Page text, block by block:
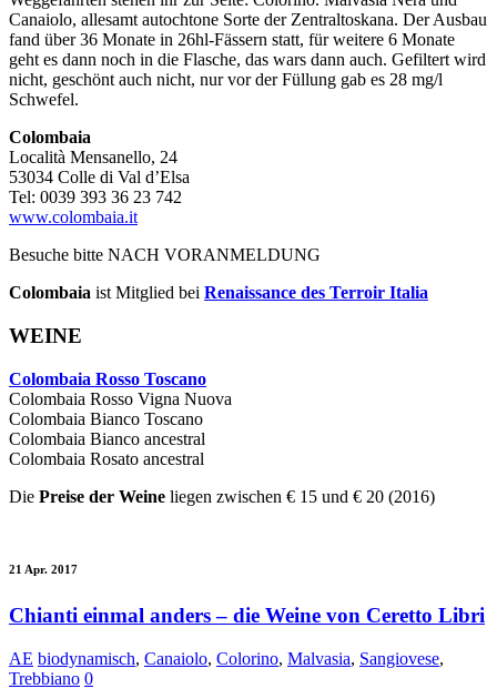
Canaiolo, allesamt autochtone Sorte der Zentraltoskana. Der Ausbau
fand über 36 Monate in 26hl-Fässern statt, für weitere 6 Monate
geht es dann noch in die Flasche, das wars dann auch. Gefiltert wird
nicht, geschönt auch nicht, nur vor der Füllung gab es 28 mg/l
Schwefel.
Colombaia
Località Mensanello, 24
53034 Colle di Val d’Elsa
Tel: 0039 393 36 23 742
www.colombaia.it
Besuche bitte NACH VORANMELDUNG
Colombaia ist Mitglied bei Renaissance des Terroir Italia
WEINE
Colombaia Rosso Toscano
Colombaia Rosso Vigna Nuova
Colombaia Bianco Toscano
Colombaia Bianco ancestral
Colombaia Rosato ancestral
Die Preise der Weine liegen zwischen € 15 und € 20 (2016)
21 Apr. 2017
Chianti einmal anders – die Weine von Ceretto Libri
AE biodynamisch, Canaiolo, Colorino, Malvasia, Sangiovese,
Trebbiano 0